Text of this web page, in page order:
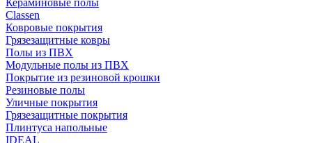
Кераминовые полы
Classen
Ковровые покрытия
Грязезащитные ковры
Полы из ПВХ
Модульные полы из ПВХ
Покрытие из резиновой крошки
Резиновые полы
Уличные покрытия
Грязезащитные покрытия
Плинтуса напольные
IDEAL